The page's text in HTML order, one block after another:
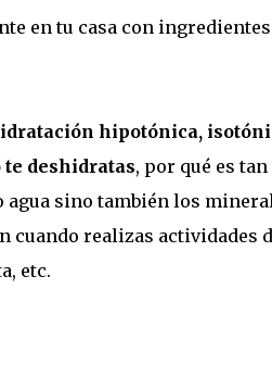
en tu casa con
hipotónica,
te deshidratas, por qué es
sino también los
realizas actividades
etc.